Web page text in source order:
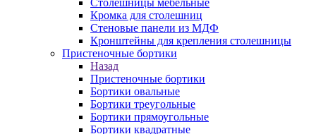
Столешницы мебельные
Кромка для столешниц
Стеновые панели из МДФ
Кронштейны для крепления столешницы
Пристеночные бортики
Назад
Пристеночные бортики
Бортики овальные
Бортики треугольные
Бортики прямоугольные
Бортики квадратные